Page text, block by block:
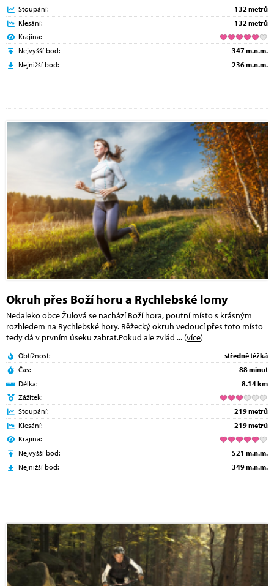
Stoupání:
132 metrů
Klesání:
132 metrů
Krajina:
Nejvyšší bod:
347 m.n.m.
Nejnižší bod:
236 m.n.m.
Okruh přes Boží horu a Rychlebské lomy
Nedaleko obce Žulová se nachází Boží hora, poutní místo s krásným
rozhledem na Rychlebské hory. Běžecký okruh vedoucí přes toto místo
tedy dá v prvním úseku zabrat.Pokud ale zvlád ... (více)
Obtížnost:
středně těžká
Čas:
88 minut
Délka:
8.14 km
Zážitek:
Stoupání:
219 metrů
Klesání:
219 metrů
Krajina:
Nejvyšší bod:
521 m.n.m.
Nejnižší bod:
349 m.n.m.